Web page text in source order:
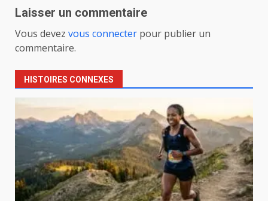
Laisser un commentaire
Vous devez vous connecter pour publier un
commentaire.
HISTOIRES CONNEXES